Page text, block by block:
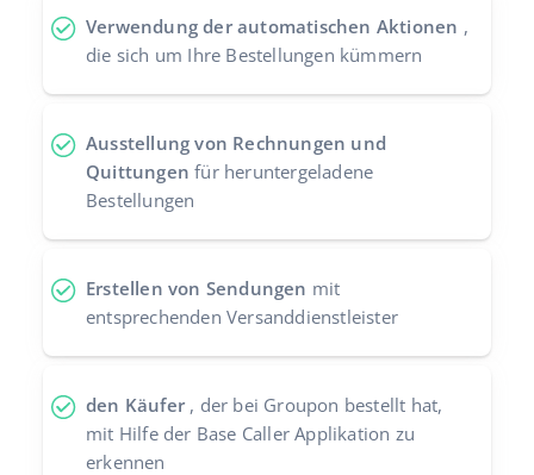
Verwendung der automatischen Aktionen ,
die sich um Ihre Bestellungen kümmern
Ausstellung von Rechnungen und
Quittungen für heruntergeladene
Bestellungen
Erstellen von Sendungen mit
entsprechenden Versanddienstleister
den Käufer , der bei Groupon bestellt hat,
mit Hilfe der Base Caller Applikation zu
erkennen